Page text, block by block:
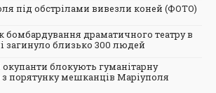
під обстрілами вивезли коней (ФОТО)
бомбардування драматичного театру в
загинуло близько 300 людей
окупанти блокують гуманітарну
порятунку мешканців Маріуполя